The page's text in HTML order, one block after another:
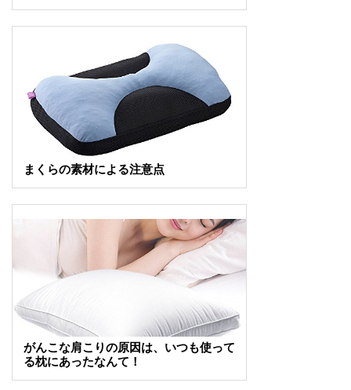
まくらの素材による注意点
がんこな肩こりの原因は、いつも使って
る枕にあったなんて！